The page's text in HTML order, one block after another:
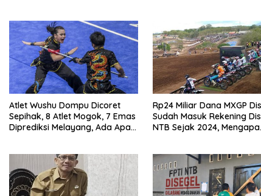
Atlet Wushu Dompu Dicoret
Sepihak, 8 Atlet Mogok, 7 Emas
Diprediksi Melayang, Ada Apa
Rp24 Miliar Dana MXGP
Sudah Masuk Rekening
NTB Sejak 2024, Mengapa